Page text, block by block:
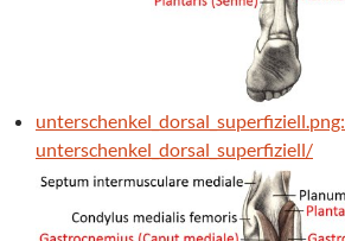
unterschenkel_dorsal_superfiziell.png:
unterschenkel_dorsal_superfiziell/